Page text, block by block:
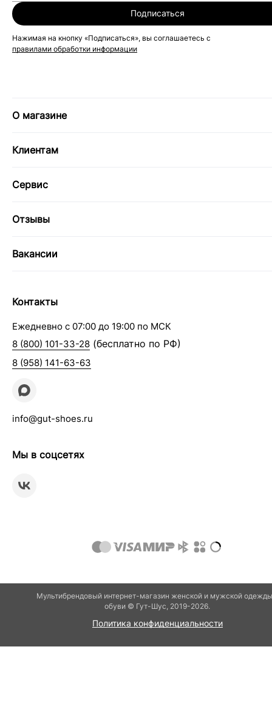
Подписаться
Нажимая на кнопку «Подписаться», вы соглашаетесь с
правилами обработки информации
О магазине
Клиентам
Сервис
Отзывы
Вакансии
Контакты
Ежедневно с 07:00 до 19:00 по МСК
8 (800) 101-33-28 (бесплатно по РФ)
8 (958) 141-63-63
info@gut-shoes.ru
Мы в соцсетях
Мультибрендовый интернет-магазин женской и мужской
обуви © Гут-Шуc, 2019-2026.
Политика конфиденциальности